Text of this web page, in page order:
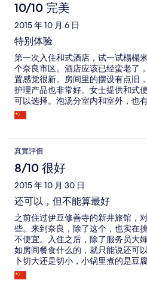
10/10 完美
2015 年 10 月 6 日
特别体验
第一次入住和式酒店，试一试榻榻
个奈良市区。酒店应该已经蛮老了
置感觉很新。房间里的摆设有点旧
护理产品也非常好。女士提供和式
可以选择。泡汤分室内和室外，也
店提供的早餐和怀石料理的晚餐，
和美味。酒店到市区有免费班车，非
真實評價
8/10 很好
2015 年 10 月 30 日
还可以，但不能算最好
之前住过伊豆修善寺的新井旅馆，
些。来到奈良，除了这个，也实在
不便宜。入住之后，除了服务员大
如房间餐食什么的，就只能说还可
卜切大还是切小，小锅里煮的是豆
面的一层皮），烧鱼的汤汁味道等
以谈不上很精致。 其实酒店名称叫